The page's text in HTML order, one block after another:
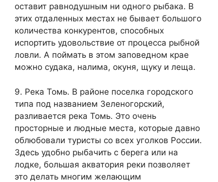
оставит равнодушным ни одного рыбака. В
этих отдаленных местах не бывает большого
количества конкурентов, способных
испортить удовольствие от процесса рыбной
ловли. А поймать в этом заповедном крае
можно судака, налима, окуня, щуку и леща.
9. Река Томь. В районе поселка городского
типа под названием Зеленогорский,
разливается река Томь. Это очень
просторные и людные места, которые давно
облюбовали туристы со всех уголков России.
Здесь удобно рыбачить с берега или на
лодке, большая акватория реки позволяет
это делать многим желающим